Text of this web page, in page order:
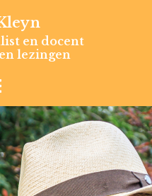
en docent
lezingen